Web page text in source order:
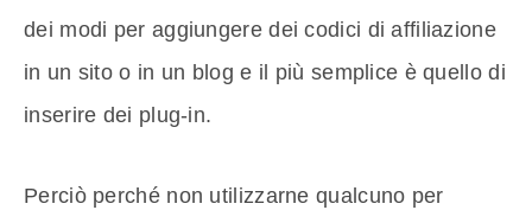
dei modi per aggiungere dei codici di affiliazione
in un sito o in un blog e il più semplice è quello di
inserire dei plug-in.
Perciò perché non utilizzarne qualcuno per